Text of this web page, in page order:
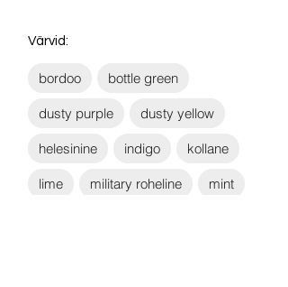
Värvid:
bordoo bottle green
dusty purple dusty yellow
helesinine indigo kollane
lime military roheline mint